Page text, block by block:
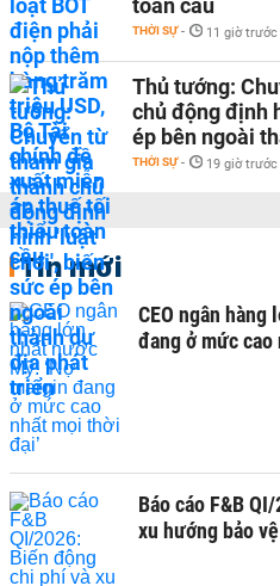
toàn cầu
THỜI SỰ - 11 giờ trước
Thủ tướng:
chủ động định
ép bên ngoài
THỜI SỰ - 19 giờ trước
Tin mới
CEO ngân hàng
đang ở mức
Báo cáo F&B
xu hướng bảo